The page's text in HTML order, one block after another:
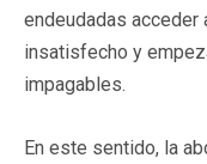
endeudadas acceder
insatisfecho y
impagables.
En este sentido, la